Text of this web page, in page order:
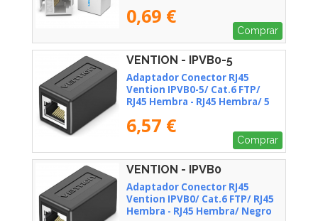
0,69 €
Comprar
VENTION - IPVB0-5
Adaptador Conector RJ45
Vention IPVB0-5/ Cat.6 FTP/
RJ45 Hembra - RJ45 Hembra/ 5
6,57 €
Comprar
VENTION - IPVB0
Adaptador Conector RJ45
Vention IPVB0/ Cat.6 FTP/ RJ45
Hembra - RJ45 Hembra/ Negro